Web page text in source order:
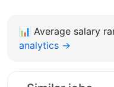
📊 Average salary
analytics →